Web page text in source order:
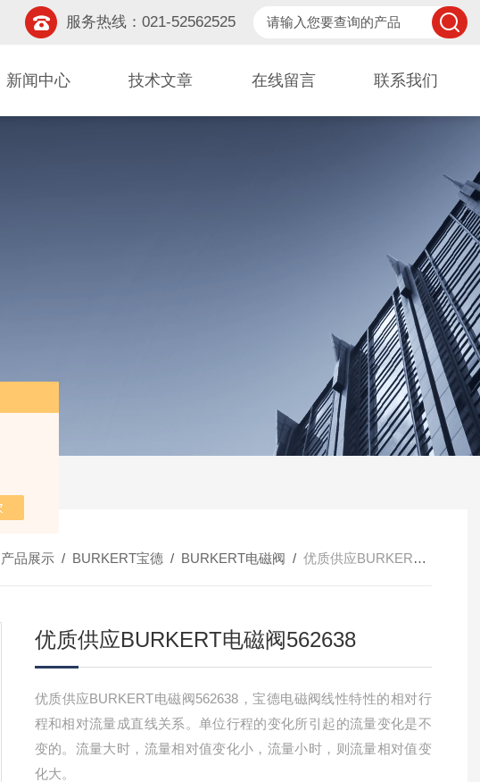
服务热线：021-52562525
新闻中心 技术文章 在线留言 联系我们
产品展示/ BURKERT宝德/ BURKERT电磁阀 / 优质供应BURKERT电磁阀562638
优质供应BURKERT电磁阀562638
优质供应BURKERT电磁阀562638，宝德电磁阀线性特性的相对行
程和相对流量成直线关系。单位行程的变化所引起的流量变化是不
变的。流量大时，流量相对值变化小，流量小时，则流量相对值变
化大。